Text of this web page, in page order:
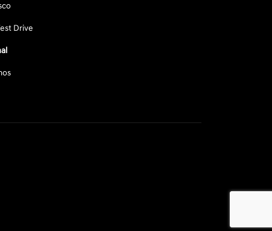
Drive